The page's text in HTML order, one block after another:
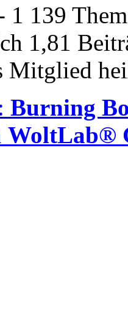
139
1,81
Mitglied
Burning
WoltLab®